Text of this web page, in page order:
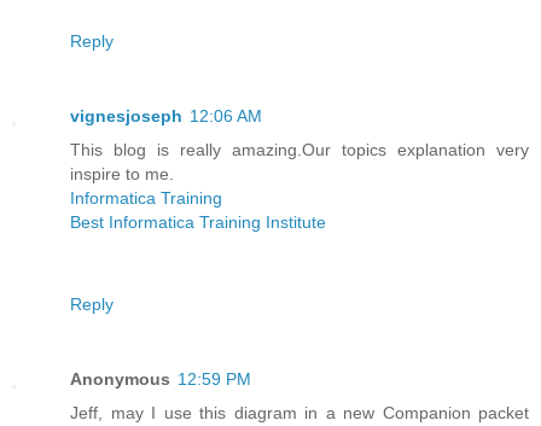
Reply
vignesjoseph 12:06 AM
This blog is really amazing.Our topics explanation very
inspire to me.
Informatica Training
Best Informatica Training Institute
Reply
Anonymous 12:59 PM
Jeff, may I use this diagram in a new Companion packet